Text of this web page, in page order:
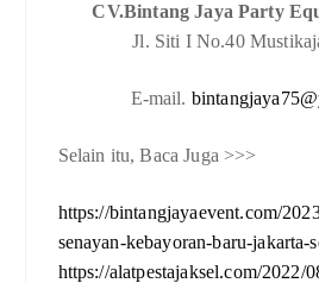
CV.Bintang Jaya Party
Jl. Siti I No.40
E-mail.
Selain itu, Baca Juga >>>
https://bintangjayaevent.com/
senayan-kebayoran-baru-jakarta-
https://alatpestajaksel.com/2022/